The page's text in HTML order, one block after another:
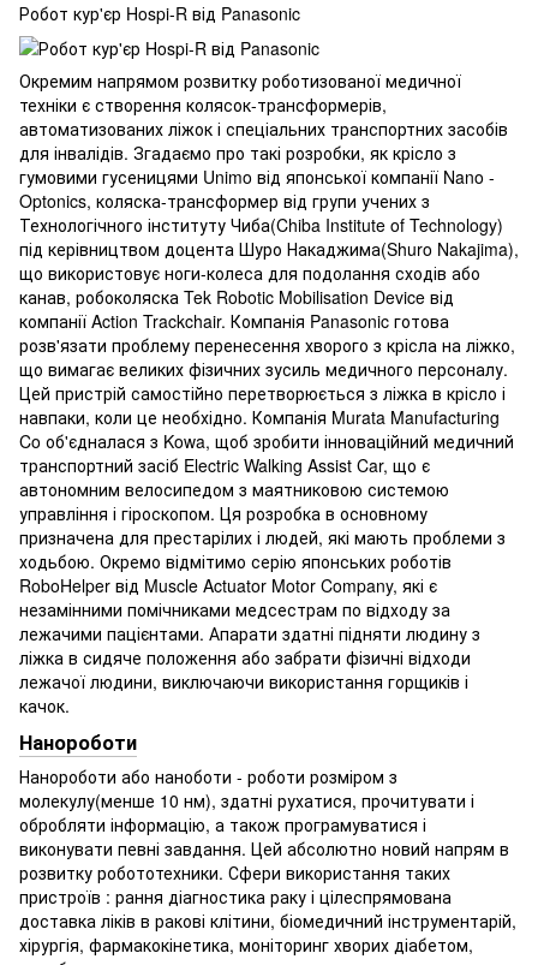
Робот кур'єр Hospi-R від Panasonic
Окремим напрямом розвитку роботизованої медичної
техніки є створення колясок-трансформерів,
автоматизованих ліжок і спеціальних транспортних засобів
для інвалідів. Згадаємо про такі розробки, як крісло з
гумовими гусеницями Unimo від японської компанії Nano -
Optonics, коляска-трансформер від групи учених з
Технологічного інституту Чиба(Chiba Institute of Technology)
під керівництвом доцента Шуро Накаджима(Shuro Nakajima),
що використовує ноги-колеса для подолання сходів або
канав, робоколяска Tek Robotic Mobilisation Device від
компанії Action Trackchair. Компанія Panasonic готова
розв'язати проблему перенесення хворого з крісла на ліжко,
що вимагає великих фізичних зусиль медичного персоналу.
Цей пристрій самостійно перетворюється з ліжка в крісло і
навпаки, коли це необхідно. Компанія Murata Manufacturing
Co об'єдналася з Kowa, щоб зробити інноваційний медичний
транспортний засіб Electric Walking Assist Car, що є
автономним велосипедом з маятниковою системою
управління і гіроскопом. Ця розробка в основному
призначена для престарілих і людей, які мають проблеми з
ходьбою. Окремо відмітимо серію японських роботів
RoboHelper від Muscle Actuator Motor Company, які є
незамінними помічниками медсестрам по відходу за
лежачими пацієнтами. Апарати здатні підняти людину з
ліжка в сидяче положення або забрати фізичні відходи
лежачої людини, виключаючи використання горщиків і
качок.
Нанороботи
Нанороботи або наноботи - роботи розміром з
молекулу(менше 10 нм), здатні рухатися, прочитувати і
обробляти інформацію, а також програмуватися і
виконувати певні завдання. Цей абсолютно новий напрям в
розвитку робототехники. Сфери використання таких
пристроїв : рання діагностика раку і цілеспрямована
доставка ліків в ракові клітини, біомедичний інструментарій,
хірургія, фармакокінетика, моніторинг хворих діабетом,